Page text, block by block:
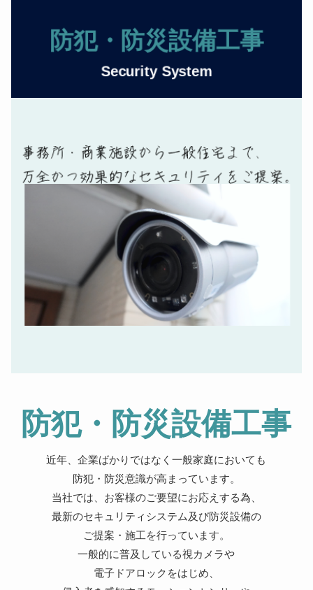
防犯・防災設備工事
Security System
防犯・防災設備工事
近年、企業ばかりではなく一般家庭においても
防犯・防災意識が高まっています。
当社では、お客様のご要望にお応えする為、
最新のセキュリティシステム及び防災設備の
ご提案・施工を行っています。
一般的に普及している視カメラや
電子ドアロックをはじめ、